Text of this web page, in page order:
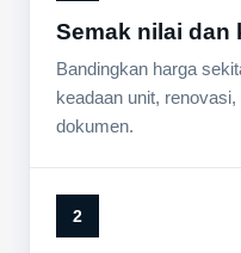
Semak nilai dan
Bandingkan harga
keadaan unit,
dokumen.
2